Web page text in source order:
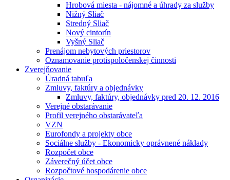
Hrobová miesta - nájomné a úhrady za služby
Nižný Sliač
Stredný Sliač
Nový cintorín
Vyšný Sliač
Prenájom nebytových priestorov
Oznamovanie protispoločenskej činnosti
Zverejňovanie
Úradná tabuľa
Zmluvy, faktúry a objednávky
Zmluvy, faktúry, objednávky pred 20. 12. 2016
Verejné obstarávanie
Profil verejného obstarávateľa
VZN
Eurofondy a projekty obce
Sociálne služby - Ekonomicky oprávnené náklady
Rozpočet obce
Záverečný účet obce
Rozpočtové hospodárenie obce